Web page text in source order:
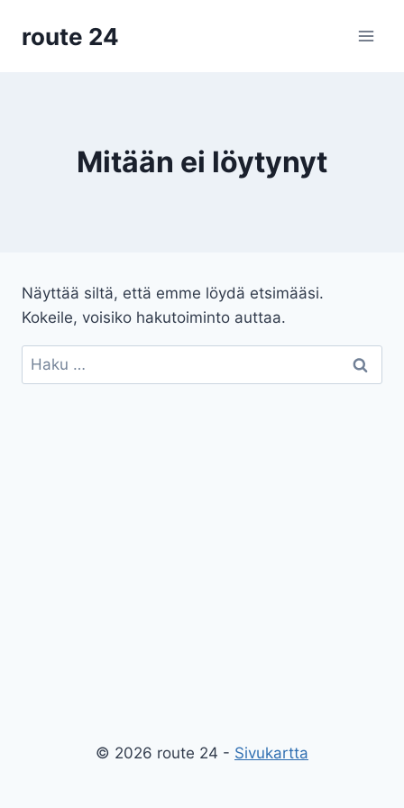
sisältöön
route 24
Mitään ei löytynyt
Näyttää siltä, että emme löydä etsimääsi.
Kokeile, voisiko hakutoiminto auttaa.
Haku:
© 2026 route 24 - Sivukartta